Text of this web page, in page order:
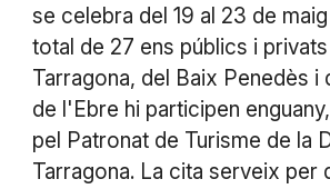
se celebra del 19 al 23 de
total de 27 ens públics i
Tarragona, del Baix Penedès i
de l'Ebre hi participen
pel Patronat de Turisme de la
Tarragona. La cita serveix per